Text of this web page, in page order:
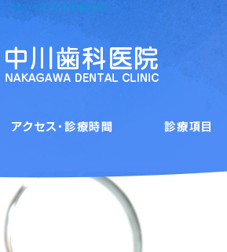
2023 8月 09|中川歯科医院